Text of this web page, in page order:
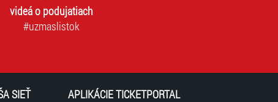
videá o podujatiach
#uzmaslistok
SIEŤ APLIKÁCIE TICKETPORTAL